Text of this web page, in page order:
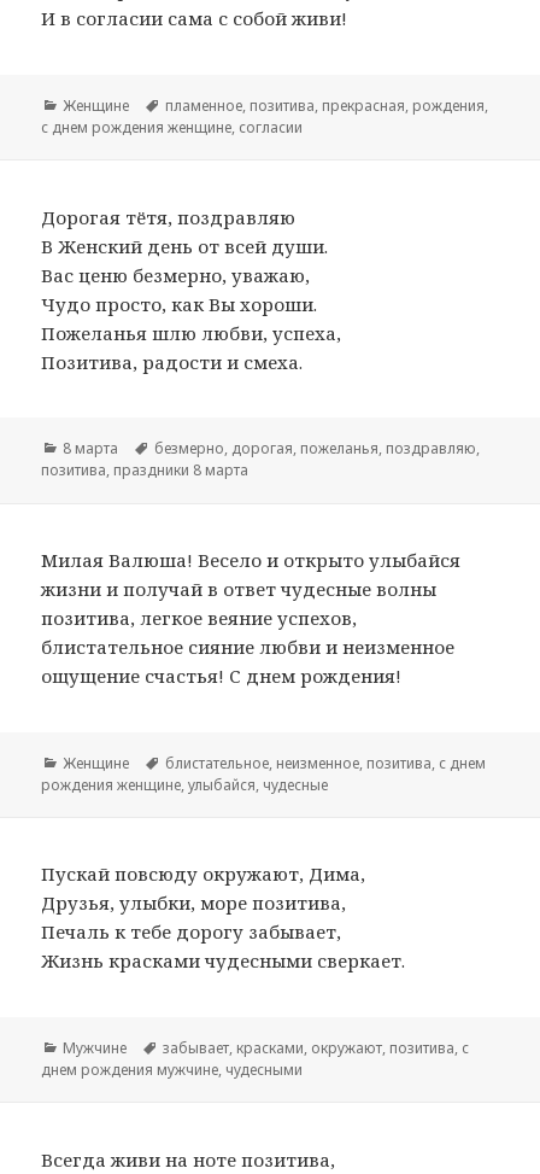
И в согласии сама с собой живи!
Рубрики
Женщине Метки
пламенное, позитива, прекрасная, рождения,
с днем рождения женщине, согласии
Дорогая тётя, поздравляю
В Женский день от всей души.
Вас ценю безмерно, уважаю,
Чудо просто, как Вы хороши.
Пожеланья шлю любви, успеха,
Позитива, радости и смеха.
Рубрики
8 марта Метки
безмерно, дорогая, пожеланья, поздравляю,
позитива, праздники 8 марта
Милая Валюша! Весело и открыто улыбайся
жизни и получай в ответ чудесные волны
позитива, легкое веяние успехов,
блистательное сияние любви и неизменное
ощущение счастья! С днем рождения!
Рубрики
Женщине Метки
блистательное, неизменное, позитива, с днем
рождения женщине,улыбайся, чудесные
Пускай повсюду окружают, Дима,
Друзья, улыбки, море позитива,
Печаль к тебе дорогу забывает,
Жизнь красками чудесными сверкает.
Рубрики
Мужчине Метки
забывает, красками, окружают, позитива, с
днем рождения мужчине, чудесными
Всегда живи на ноте позитива,